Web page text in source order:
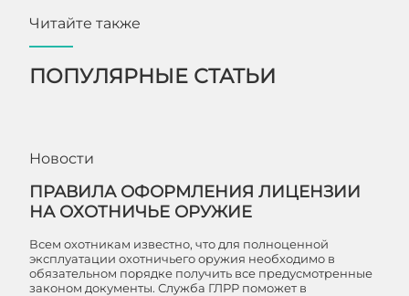
Читайте также
ПОПУЛЯРНЫЕ СТАТЬИ
Новости
ПРАВИЛА ОФОРМЛЕНИЯ ЛИЦЕНЗИИ
НА ОХОТНИЧЬЕ ОРУЖИЕ
Всем охотникам известно, что для полноценной
эксплуатации охотничьего оружия необходимо в
обязательном порядке получить все предусмотренные
законом документы. Служба ГЛРР поможет в